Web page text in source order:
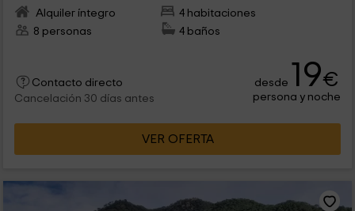
Alquiler íntegro
4 habitaciones
8 personas
4 baños
Contacto directo
Cancelación 30 días antes
desde 19€
persona y noche
VER OFERTA